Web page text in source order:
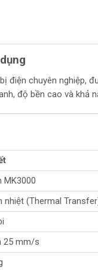
điện chuyên
độ bền cao và khả
MK3000
nhiệt (Thermal
25 mm/s